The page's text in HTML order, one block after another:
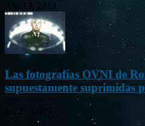
Abr 13, 2013
Las fotografías OVNI de
supuestamente suprimidas